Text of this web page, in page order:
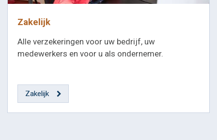
Zakelijk
Alle verzekeringen voor uw bedrijf, uw
medewerkers en voor u als ondernemer.
Zakelijk